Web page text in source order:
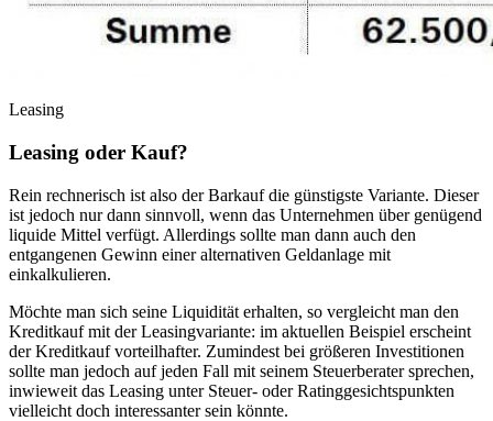
Leasing
Leasing oder Kauf?
Rein rechnerisch ist also der Barkauf die günstigste Variante. Dieser
ist jedoch nur dann sinnvoll, wenn das Unternehmen über genügend
liquide Mittel verfügt. Allerdings sollte man dann auch den
entgangenen Gewinn einer alternativen Geldanlage mit
einkalkulieren.
Möchte man sich seine Liquidität erhalten, so vergleicht man den
Kreditkauf mit der Leasingvariante: im aktuellen Beispiel erscheint
der Kreditkauf vorteilhafter. Zumindest bei größeren Investitionen
sollte man jedoch auf jeden Fall mit seinem Steuerberater sprechen,
inwieweit das Leasing unter Steuer- oder Ratinggesichtspunkten
vielleicht doch interessanter sein könnte.